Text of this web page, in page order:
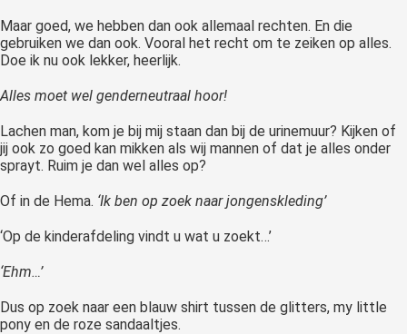
Maar goed, we hebben dan ook allemaal rechten. En die
gebruiken we dan ook. Vooral het recht om te zeiken op alles.
Doe ik nu ook lekker, heerlijk.
Alles moet wel genderneutraal hoor!
Lachen man, kom je bij mij staan dan bij de urinemuur? Kijken of
jij ook zo goed kan mikken als wij mannen of dat je alles onder
sprayt. Ruim je dan wel alles op?
Of in de Hema. ‘Ik ben op zoek naar jongenskleding’
‘Op de kinderafdeling vindt u wat u zoekt…’
‘Ehm…’
Dus op zoek naar een blauw shirt tussen de glitters, my little
pony en de roze sandaaltjes.